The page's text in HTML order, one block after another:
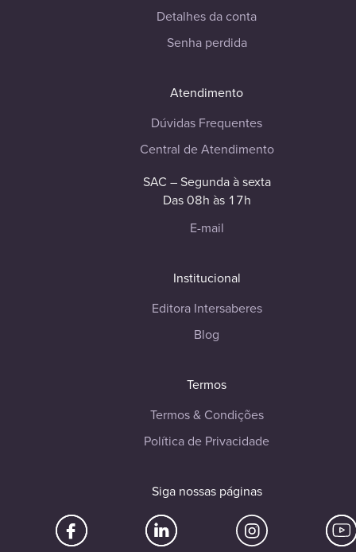
Detalhes da conta
Senha perdida
Atendimento
Dúvidas Frequentes
Central de Atendimento
SAC – Segunda à sexta
Das 08h às 17h
E-mail
Institucional
Editora Intersaberes
Blog
Termos
Termos & Condições
Política de Privacidade
Siga nossas páginas